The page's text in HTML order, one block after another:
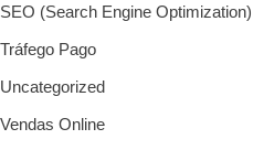
SEO (Search Engine Optimization)
Tráfego Pago
Uncategorized
Vendas Online